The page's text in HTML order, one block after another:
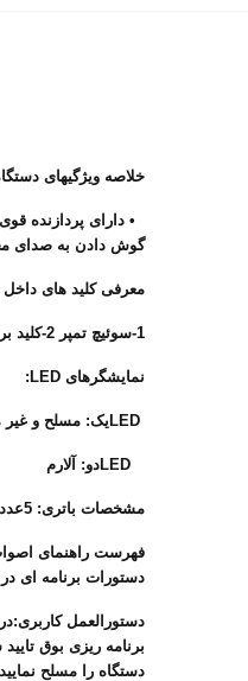
خلاصه ویژگیهای
گوش دادن به صدای
معرفی کلید های داخل
1-سوئیچ تمپر 2-کلید برنامه ریزی 3-جامپر تعیین حساسیت چشم در صورت برداشتن جامپر برد بیشتر با حساسیت کمتر (تا 10 متر) و در صورت نصب جامپر برد کمتر با حساسیت بیشتر (تا 8 متر)را پوشش می دهد.
نمایشگرهای LED:
مشخصات باتری: 5عدد باتری سایز AAA1.2V از نوع شارژی حداقل 600mah
دستورات برنامه ای
دستورالعمل
برنامه ریزی بوق
دستگاه را مسلح